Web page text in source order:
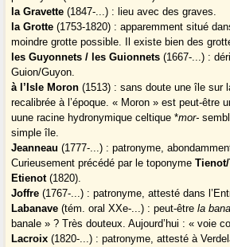
la Gravette (1847-...) : lieu avec des graves.
la Grotte (1753-1820) : apparemment situé
moindre grotte possible. Il existe bien des
les Guyonnets / les Guionnets (1667-...) :
Guion/Guyon.
à l’Isle Moron (1513) : sans doute une île sur
recalibrée à l’époque. « Moron » est peut-être
uune racine hydronymique celtique *mor-
simple île.
Jeanneau (1777-...) : patronyme,
Curieusement précédé par le toponyme
Etienot(1820).
Joffre (1767-...) : patronyme, attesté dans
Labanave (tém. oral XXe-...) : peut-êtrela
banale » ? Très douteux. Aujourd’hui : « voie
Lacroix (1820-...) : patronyme, attesté à